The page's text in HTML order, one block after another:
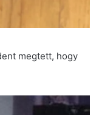
megtett, hogy